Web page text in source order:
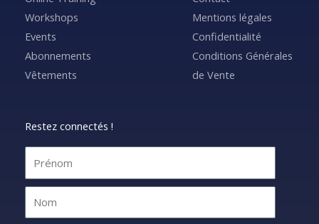
Workshops
Events
Abonnements
Vêtements
Mentions légales
Confidentialité
Conditions Générales
de Vente
Restez connectés !